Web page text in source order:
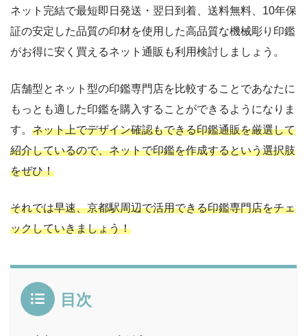
ネット完結で最短即日発送・翌日到着、送料無料、10年保
証の安定した品質の印材を使用した高品質な機械彫り印鑑
がお得に安く買えるネット通販も利用検討しましょう。
店舗型とネット型の印鑑専門店を比較することであなたに
もっとも適した印鑑を購入することができるようになりま
す。 ネット上でデザイン確認もできる印鑑通販を厳選して
紹介しているので、ネットで印鑑を作成するという選択肢
をぜひ！
それでは早速、京都駅周辺で活用できる印鑑専門店をチェ
ックしていきましょう！
目次